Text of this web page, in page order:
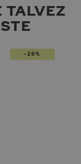
TALVEZ
-26%